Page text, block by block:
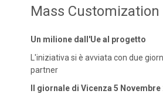
Mass Customization
Un milione dall'Ue al progetto
L'iniziativa si è avviata con due
partner
Il giornale di Vicenza 5 Novembre